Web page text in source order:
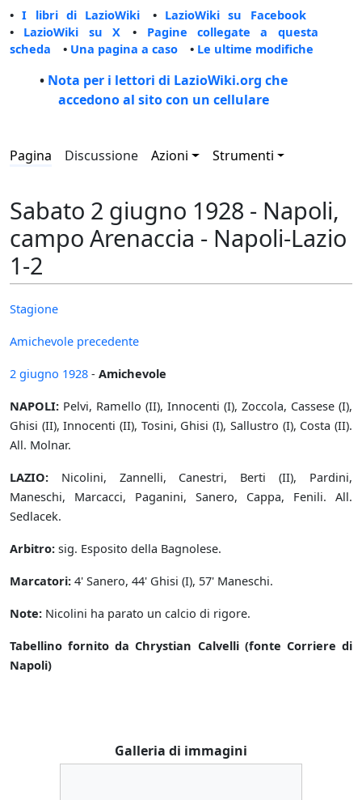
•I libri di LazioWiki • LazioWiki su Facebook
• LazioWiki su X • Pagine collegate a questa
scheda • Una pagina a caso • Le ultime modifiche
• Nota per i lettori di LazioWiki.org che
accedono al sito con un cellulare
Pagina Discussione Azioni Strumenti
Sabato 2 giugno 1928 - Napoli,
campo Arenaccia - Napoli-Lazio
1-2
Stagione
Amichevole precedente
2 giugno 1928 - Amichevole
NAPOLI: Pelvi, Ramello (II), Innocenti (I), Zoccola, Cassese (I),
Ghisi (II), Innocenti (II), Tosini, Ghisi (I), Sallustro (I), Costa (II).
All. Molnar.
LAZIO: Nicolini, Zannelli, Canestri, Berti (II), Pardini,
Maneschi, Marcacci, Paganini, Sanero, Cappa, Fenili. All.
Sedlacek.
Arbitro: sig. Esposito della Bagnolese.
Marcatori: 4' Sanero, 44' Ghisi (I), 57' Maneschi.
Note: Nicolini ha parato un calcio di rigore.
Tabellino fornito da Chrystian Calvelli (fonte Corriere di
Napoli)
Galleria di immagini